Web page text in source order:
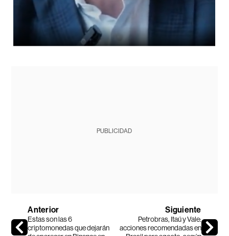
PUBLICIDAD
Anterior
Estas son las 6
criptomonedas que dejarán
Siguiente
Petrobras, Itaú y Vale:
acciones recomendadas en